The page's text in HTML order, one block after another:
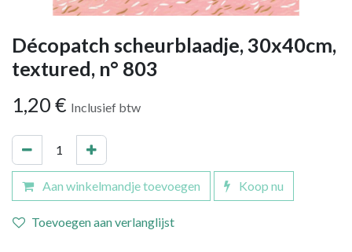
Décopatch scheurblaadje, 30x40cm,
textured, n° 803
1,20 € Inclusief btw
Aan winkelmandje toevoegen Koop nu
Toevoegen aan verlanglijst